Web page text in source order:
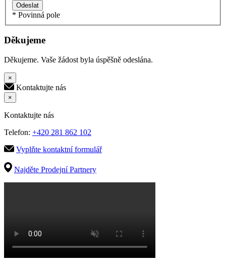
Odeslat
* Povinná pole
Děkujeme
Děkujeme. Vaše žádost byla úspěšně odeslána.
×
Kontaktujte nás
×
Kontaktujte nás
Telefon: +420 281 862 102
Vyplňte kontaktní formulář
Najděte Prodejní Partnery